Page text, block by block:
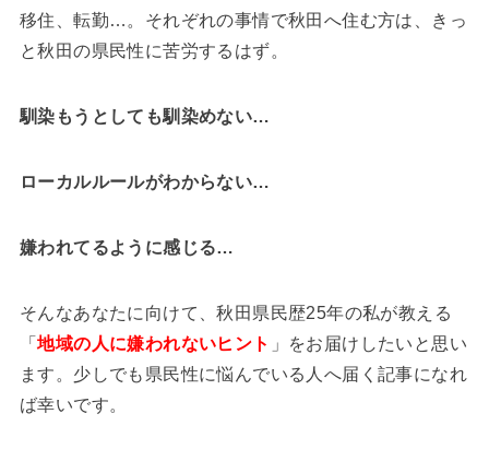
移住、転勤…。それぞれの事情で秋田へ住む方は、きっ
と秋田の県民性に苦労するはず。
馴染もうとしても馴染めない…
ローカルルールがわからない…
嫌われてるように感じる…
そんなあなたに向けて、秋田県民歴25年の私が教える
「地域の人に嫌われないヒント 」をお届けしたいと思い
ます。少しでも県民性に悩んでいる人へ届く記事になれ
ば幸いです。